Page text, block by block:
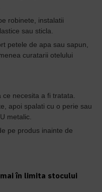
robinete, instalatii
sau sticla.
petele de apa sau sapun,
curatarii otelului
necesita a fi tratata.
apoi spalati cu o perie sau
metalic.
pe produs inainte de
în limita stocului